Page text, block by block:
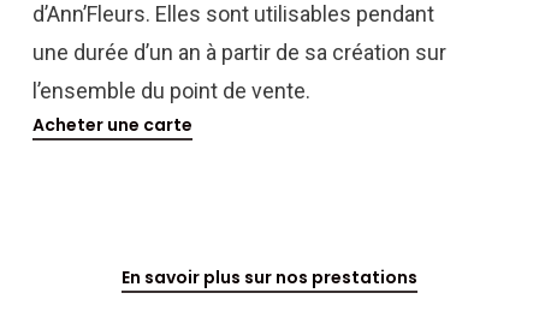
d’Ann’Fleurs. Elles sont utilisables pendant
une durée d’un an à partir de sa création sur
l’ensemble du point de vente.
Acheter une carte
En savoir plus sur nos prestations